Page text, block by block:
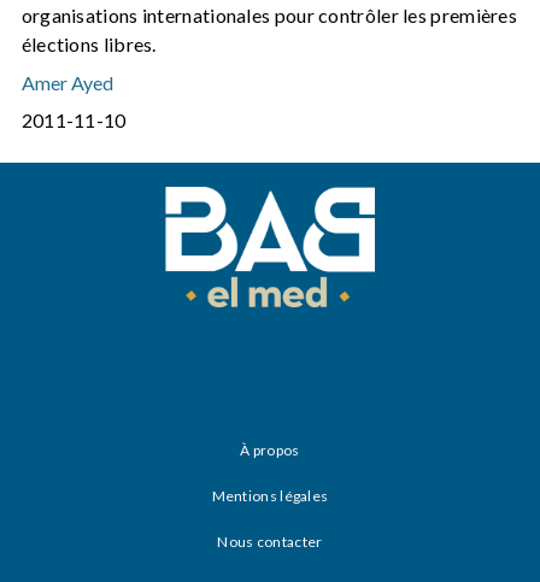
organisations internationales pour contrôler les premières
élections libres.
Amer Ayed
2011-11-10
À propos
Mentions légales
Nous contacter